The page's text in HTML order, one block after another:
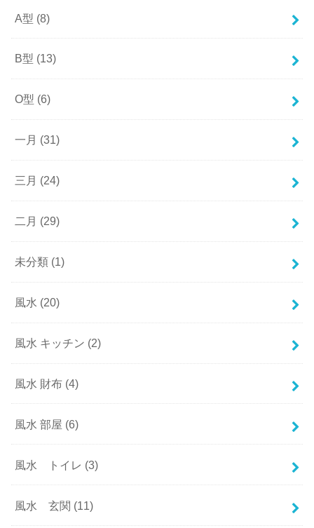
A型 (8)
B型 (13)
O型 (6)
一月 (31)
三月 (24)
二月 (29)
未分類 (1)
風水 (20)
風水 キッチン (2)
風水 財布 (4)
風水 部屋 (6)
風水 トイレ (3)
風水 玄関 (11)